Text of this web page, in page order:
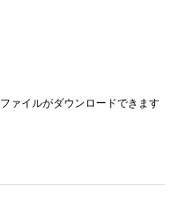
ァイルがダウンロードできます